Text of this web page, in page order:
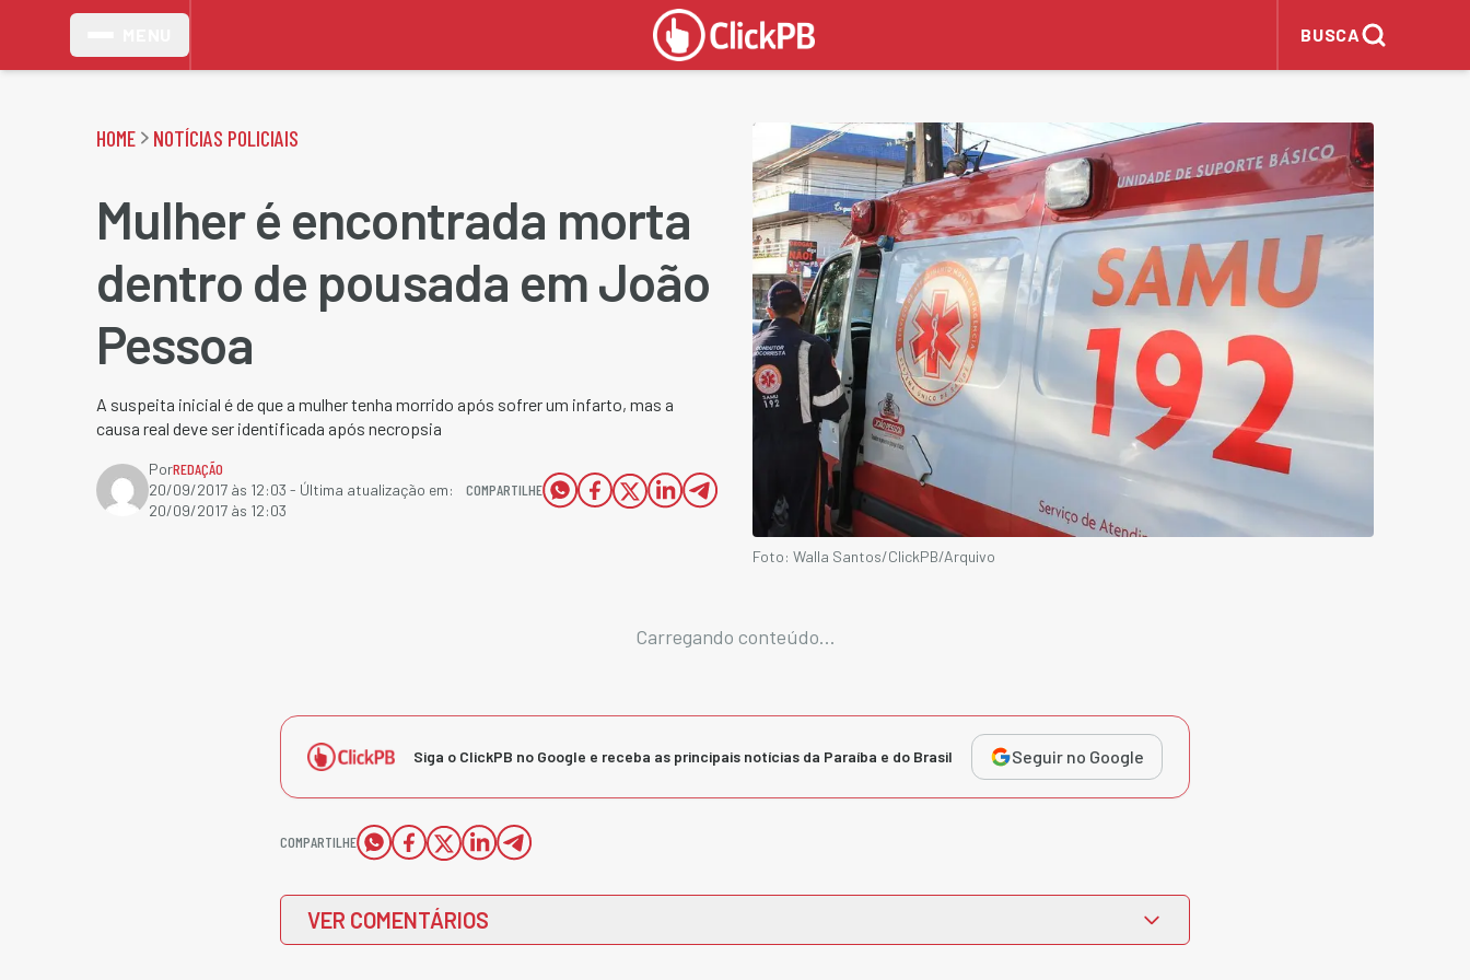
BUSCA
HOME NOTÍCIAS POLICIAIS
Mulher é encontrada morta
dentro de pousada em João
Pessoa
A suspeita inicial é de que a mulher tenha morrido após sofrer um infarto, mas a
causa real deve ser identificada após necropsia
PorREDAÇÃO
20/09/2017 às 12:03 - Última atualização em:
20/09/2017 às 12:03
COMPARTILHE
Foto: Walla Santos/ClickPB/Arquivo
Carregando conteúdo...
Siga o ClickPB no Google e receba as principais notícias da Paraíba e do Brasil Seguir no Google
COMPARTILHE
VER COMENTÁRIOS